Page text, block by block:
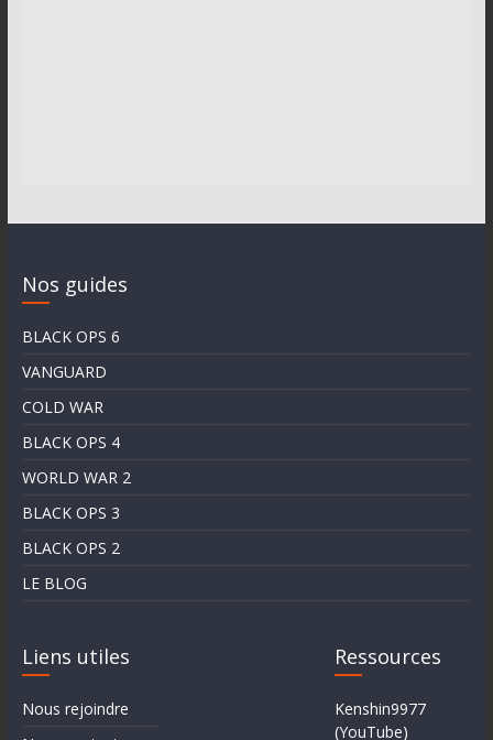
Nos guides
BLACK OPS 6
VANGUARD
COLD WAR
BLACK OPS 4
WORLD WAR 2
BLACK OPS 3
BLACK OPS 2
LE BLOG
Liens utiles
Nous rejoindre
Ressources
Kenshin9977
(YouTube)